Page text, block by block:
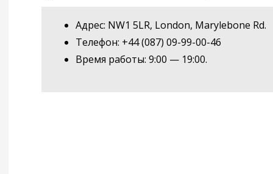
Адрес: NW1 5LR, London, Marylebone Rd.
Телефон: +44 (087) 09-99-00-46
Время работы: 9:00 — 19:00.